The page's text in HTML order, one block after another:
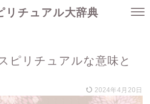
リチュアル大辞典
ピリチュアルな意味と
2024年4月20日